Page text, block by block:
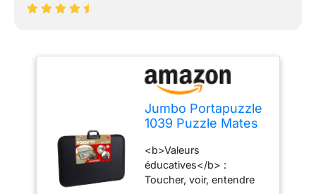
Jumbo Portapuzzle
1039 Puzzle Mates
(Accessoire Jigsaw
Puzzle)
<b>Valeurs
éducatives</b> :
Toucher, voir, entendre